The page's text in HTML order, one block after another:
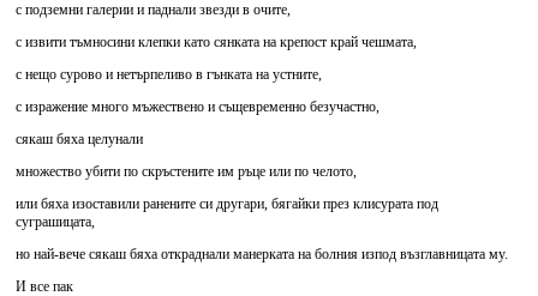
с подземни галерии и паднали звезди в очите,
с извити тъмносини клепки като сянката на крепост край чешмата,
с нещо сурово и нетърпеливо в гънката на устните,
с изражение много мъжествено и същевременно безучастно,
сякаш бяха целунали
множество убити по скръстените им ръце или по челото,
или бяха изоставили ранените си другари, бягайки през клисурата под
суграшицата,
но най-вече сякаш бяха откраднали манерката на болния изпод възглавницата му.
И все пак